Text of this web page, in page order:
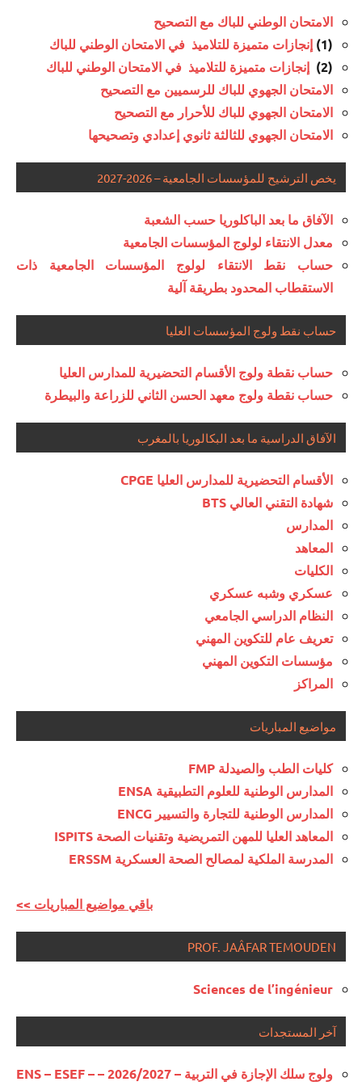
الموحد
الوطني
مسلك العلوم
والتكنولوجيات
الميكانيكية
متميزة
في
الموحد
الوطني
للبكالوريا
مسلك
والأرض
الامتحان الوطني للباك مع التصحيح
(1)
إنجازات متميزة للتلاميذ في الامتحان الوطني للباك
(2)
إنجازات متميزة للتلاميذ في الامتحان الوطني للباك
الامتحان الجهوي للباك للرسميين مع التصحيح
الامتحان الجهوي للباك للأحرار مع التصحيح
الامتحان الجهوي للثالثة ثانوي إعدادي وتصحيحها
يخص الترشيح للمؤسسات الجامعية – 2026-2027
الآفاق ما بعد الباكلوريا حسب الشعبة
معدل الانتقاء لولوج المؤسسات الجامعية
حساب نقط الانتقاء لولوج المؤسسات الجامعية ذات
الاستقطاب المحدود بطريقة آلية
حساب نقط ولوج المؤسسات العليا
حساب نقطة ولوج الأقسام التحضيرية للمدارس العليا
حساب نقطة ولوج معهد الحسن الثاني للزراعة والبيطرة
الآفاق الدراسية ما بعد البكالوريا بالمغرب
الأقسام التحضيرية للمدارس العليا CPGE
شهادة التقني العالي BTS
المدارس
المعاهد
الكليات
عسكري وشبه عسكري
النظام الدراسي الجامعي
تعريف عام للتكوين المهني
مؤسسات التكوين المهني
المراكز
مواضيع المباريات
كليات الطب والصيدلة FMP
المدارس الوطنية للعلوم التطبيقية ENSA
المدارس الوطنية للتجارة والتسيير ENCG
المعاهد العليا للمهن التمريضية وتقنيات الصحة ISPITS
المدرسة الملكية لمصالح الصحة العسكرية ERSSM
<< باقي مواضيع المباريات
PROF. JAÂFAR TEMOUDEN
Sciences de l’ingénieur
آخر المستجدات
ولوج سلك الإجازة في التربية – 2026/2027 – ENS – ESEF –